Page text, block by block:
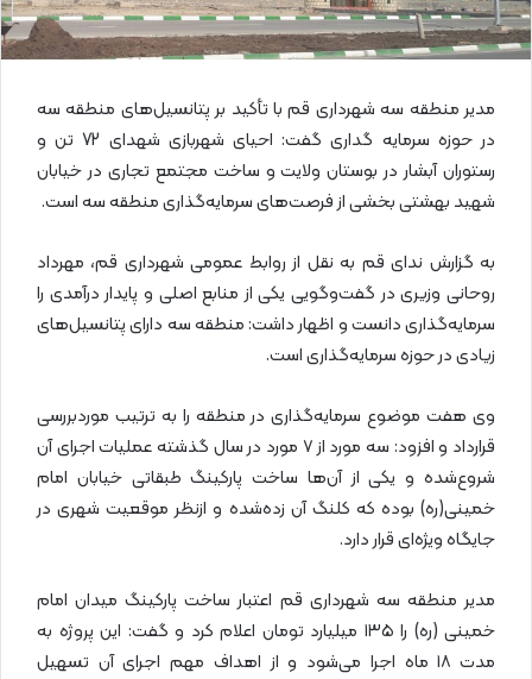
مدیر منطقه سه شهرداری قم با تأکید بر پتانسیل‌های منطقه سه
در حوزه سرمایه گداری گفت: احیای شهربازی شهدای 72 تن و
رستوران آبشار در بوستان ولایت و ساخت مجتمع تجاری در خیابان
شهید بهشتی بخشی از فرصت‌های سرمایه‌گذاری منطقه سه است.
به گزارش ندای قم به نقل از روابط عمومی شهرداری قم، مهرداد
روحانی وزیری در گفت‌وگویی یکی از منابع اصلی و پایدار درآمدی را
سرمایه‌گذاری دانست و اظهار داشت: منطقه سه دارای پتانسیل‌های
زیادی در حوزه سرمایه‌گذاری است.
وی هفت موضوع سرمایه‌گذاری در منطقه را به ترتیب موردبررسی
قرارداد و افزود: سه مورد از ۷ مورد در سال گذشته عملیات اجرای آن
شروع‌شده و یکی از آن‌ها ساخت پارکینگ طبقاتی خیابان امام
خمینی(ره) بوده که کلنگ آن زده‌شده و ازنظر موقعیت شهری در
جایگاه ویژه‌ای قرار دارد.
مدیر منطقه سه شهرداری قم اعتبار ساخت پارکینگ میدان امام
خمینی (ره) را ۱۳۵ میلیارد تومان اعلام کرد و گفت: این پروژه به
مدت ۱۸ ماه اجرا می‌شود و از اهداف مهم اجرای آن تسهیل